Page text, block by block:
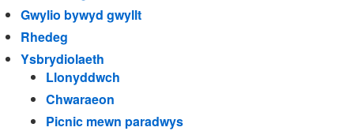
Gwylio bywyd gwyllt
Rhedeg
Ysbrydiolaeth
Llonyddwch
Chwaraeon
Picnic mewn paradwys